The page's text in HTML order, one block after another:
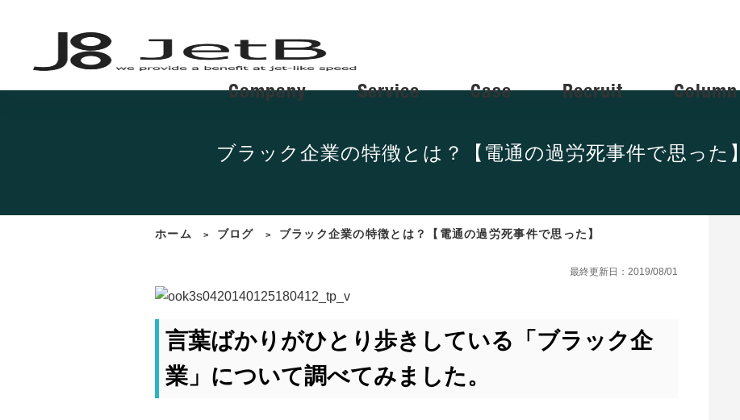
Company Service Case Recruit Column
ブラック企業の特徴とは？【電通の過労死事件で思った】
ホーム > ブログ > ブラック企業の特徴とは？【電通の過労死事件で思った】
最終更新日：2019/08/01
言葉ばかりがひとり歩きしている「ブラック企
業」について調べてみました。